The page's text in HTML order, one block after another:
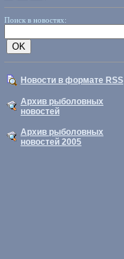
Поиск в новостях:
Новости в формате RSS
Архив рыболовных
новостей
Архив рыболовных
новостей 2005